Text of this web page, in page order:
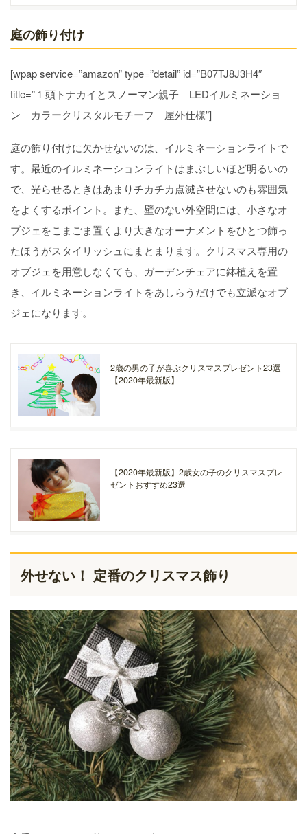
庭の飾り付け
[wpap service=”amazon” type=”detail” id=”B07TJ8J3H4″
title=”１頭トナカイとスノーマン親子 LEDイルミネーショ
ン カラークリスタルモチーフ 屋外仕様”]
庭の飾り付けに欠かせないのは、イルミネーションライトで
す。最近のイルミネーションライトはまぶしいほど明るいの
で、光らせるときはあまりチカチカ点滅させないのも雰囲気
をよくするポイント。また、壁のない外空間には、小さなオ
ブジェをこまごま置くより大きなオーナメントをひとつ飾っ
たほうがスタイリッシュにまとまります。クリスマス専用の
オブジェを用意しなくても、ガーデンチェアに鉢植えを置
き、イルミネーションライトをあしらうだけでも立派なオブ
ジェになります。
2歳の男の子が喜ぶクリスマスプレゼント23選
【2020年最新版】
【2020年最新版】2歳女の子のクリスマスプレ
ゼントおすすめ23選
外せない！ 定番のクリスマス飾り